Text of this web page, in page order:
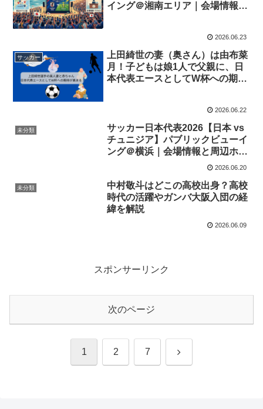
イング＠湘南エリア｜会場情報と
2026.06.23
サッカー
上田綺世の妻（奥さん）は由布菜
月！子どもは娘1人で父親に、日
本代表エースとしてW杯への期待
2026.06.22
未分類
サッカー日本代表2026【日本 vs
チュニジア】パブリックビューイ
ング＠横浜｜会場情報と周辺ホテ
2026.06.20
未分類
中村敬斗はどこの高校出身？高校
時代の活躍やガンバ大阪入団の経
緯を解説
2026.06.09
スポンサーリンク
次のページ
1 2 7 次